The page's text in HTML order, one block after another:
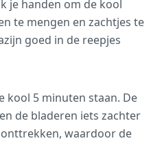
je handen om de kool
te mengen en zachtjes te
goed in de reepjes
kool 5 minuten staan. De
de bladeren iets zachter
waardoor de